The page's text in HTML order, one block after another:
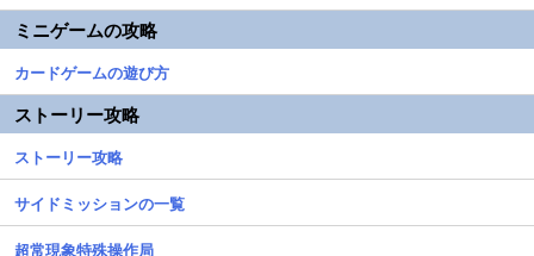
ミニゲームの攻略
カードゲームの遊び方
ストーリー攻略
ストーリー攻略
サイドミッションの一覧
超常現象特殊操作局